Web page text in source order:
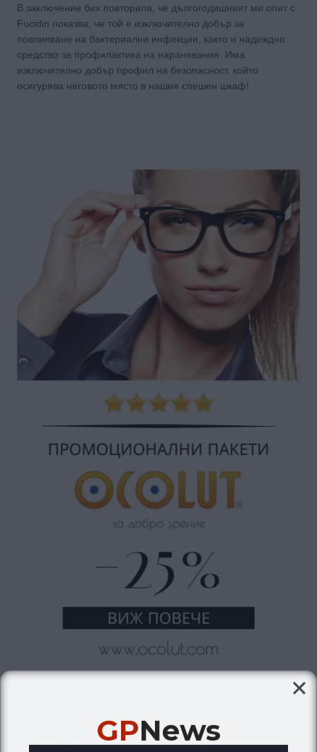
В заключение бих повторила, че дългогодишният ми опит с
Fucidin показва, че той е изключително добър за
повлияване на бактериални инфекции, както и надеждно
средство за профилактика на наранявания. Има
изключително добър профил на безопасност, който
осигурява неговото място в нашия спешен шкаф!
GPNews